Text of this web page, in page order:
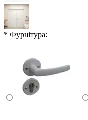
* Фурнітура: